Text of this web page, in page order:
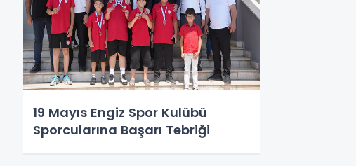
19 Mayıs Engiz Spor Kulübü
Sporcularına Başarı Tebriği